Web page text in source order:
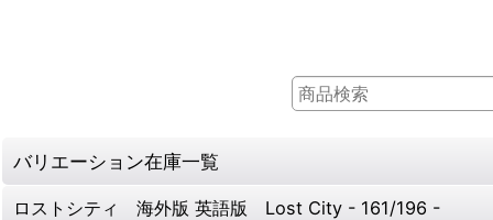
バリエーション在庫一覧
ロストシティ 海外版 英語版 Lost City - 161/196 -